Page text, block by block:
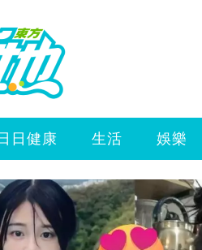
日健康 生活 娛樂